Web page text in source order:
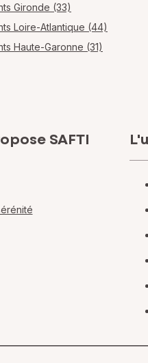
Gironde (33)
Loire-Atlantique (44)
Haute-Garonne (31)
SAFTI